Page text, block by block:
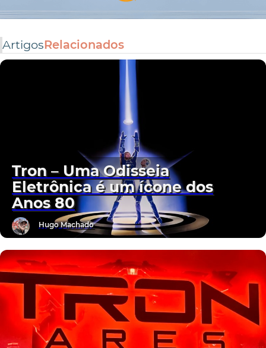
ArtigosRelacionados
Tron – Uma Odisseia
Eletrônica é um ícone dos
Anos 80
Hugo Machado